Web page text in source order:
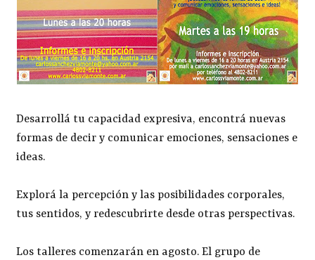
Desarrollá tu capacidad expresiva, encontrá nuevas
formas de decir y comunicar emociones, sensaciones e
ideas.
Explorá la percepción y las posibilidades corporales,
tus sentidos, y redescubrirte desde otras perspectivas.
Los talleres comenzarán en agosto. El grupo de